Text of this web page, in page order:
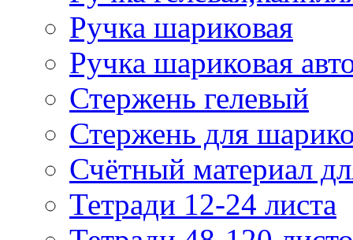
Ручка шариковая
Ручка шариковая
Стержень гелевый
Стержень для
Счётный материал
Тетради 12-24 листа